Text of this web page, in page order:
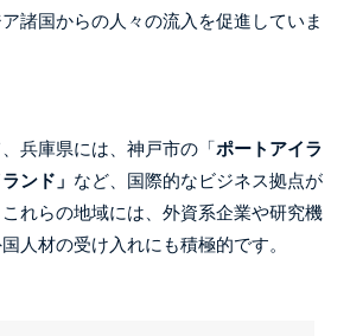
諸国からの人々の流入を促進していま
兵庫県には、神戸市の「ポートアイラ
ンド」 など、国際的なビジネス拠点が
れらの地域には、外資系企業や研究機
人材の受け入れにも積極的です。